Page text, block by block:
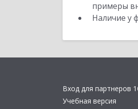
примеры
Наличие у
Вход для партнеров
Учебная версия